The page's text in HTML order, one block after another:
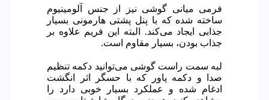
فرمی میانی گوشی نیز از جنس آلومینیوم
ساخته شده که با پنل پشتی هارمونی بسیار
جذابی ایجاد می‌کند. البته این فریم علاوه بر
جذاب بودن، بسیار مقاوم است.
لبه سمت راست گوشی می‌توانید دکمه تنظیم
صدا و دکمه پاور که با حسگر اثر انگشت
ادغام شده و عملکرد بسیار خوبی دارد را